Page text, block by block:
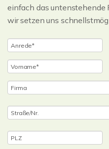
einfach das untenstehende
wir setzen uns